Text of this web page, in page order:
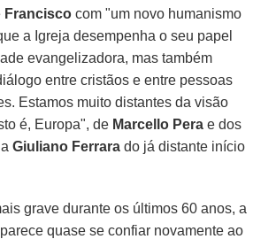
Francisco com "um novo humanismo
a Igreja desempenha o seu papel
evangelizadora, mas também
entre cristãos e entre pessoas
Estamos muito distantes da visão
é, Europa", de Marcello Pera e dos
Giuliano Ferrara do já distante início
grave durante os últimos 60 anos, a
quase se confiar novamente ao